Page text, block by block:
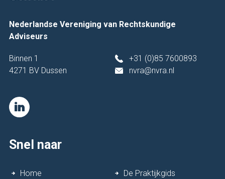
Nederlandse Vereniging van Rechtskundige
Adviseurs
Binnen 1
4271 BV Dussen
+31 (0)85 7600893
nvra@nvra.nl
Snel naar
Home
De Praktijkgids